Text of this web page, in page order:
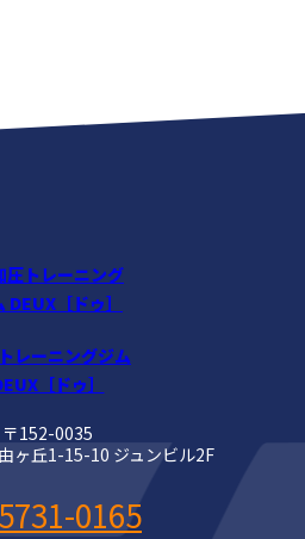
レーニングジム
［ドゥ］
〒152-0035
ヶ丘1-15-10 ジュンビル2F
0165